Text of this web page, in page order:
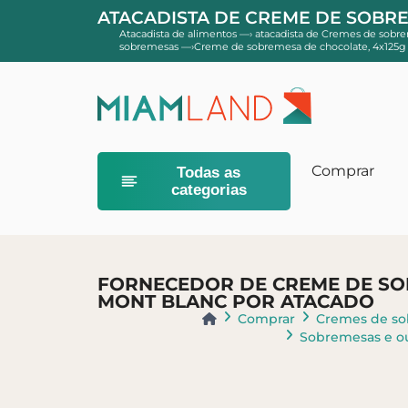
ATACADISTA DE CREME DE
Atacadista de alimentos —› atacadista de Cremes de
sobremesas —›Creme de sobremesa de chocolate, 4x125g
Todas as
categorias
Sobremesas
Comprar
FORNECEDOR DE CREME DE
MONT BLANC POR ATACADO
Comprar
Cremes de
Sobremesas e